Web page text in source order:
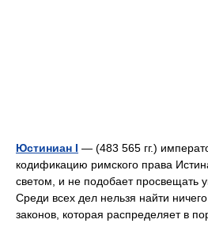
Юстиниан I — (483 565 гг.)
кодификацию римского права
светом, и не подобает просвещать
Среди всех дел нельзя найти
законов, которая распределяет в